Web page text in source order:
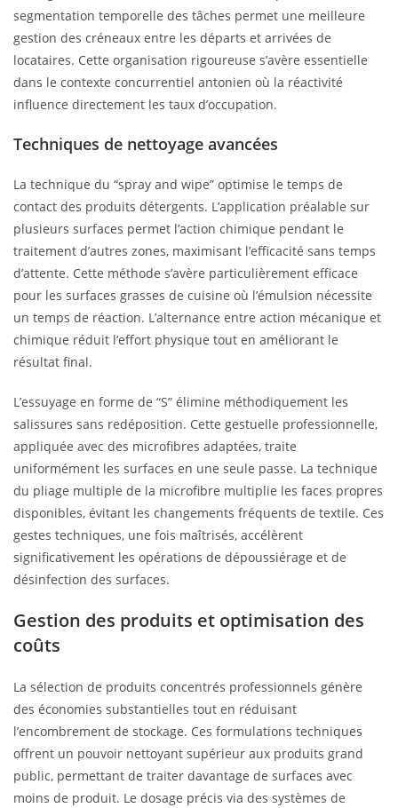
segmentation temporelle des tâches permet une meilleure
gestion des créneaux entre les départs et arrivées de
locataires. Cette organisation rigoureuse s’avère essentielle
dans le contexte concurrentiel antonien où la réactivité
influence directement les taux d’occupation.
Techniques de nettoyage avancées
La technique du “spray and wipe” optimise le temps de
contact des produits détergents. L’application préalable sur
plusieurs surfaces permet l’action chimique pendant le
traitement d’autres zones, maximisant l’efficacité sans temps
d’attente. Cette méthode s’avère particulièrement efficace
pour les surfaces grasses de cuisine où l’émulsion nécessite
un temps de réaction. L’alternance entre action mécanique et
chimique réduit l’effort physique tout en améliorant le
résultat final.
L’essuyage en forme de “S” élimine méthodiquement les
salissures sans redéposition. Cette gestuelle professionnelle,
appliquée avec des microfibres adaptées, traite
uniformément les surfaces en une seule passe. La technique
du pliage multiple de la microfibre multiplie les faces propres
disponibles, évitant les changements fréquents de textile. Ces
gestes techniques, une fois maîtrisés, accélèrent
significativement les opérations de dépoussiérage et de
désinfection des surfaces.
Gestion des produits et optimisation des
coûts
La sélection de produits concentrés professionnels génère
des économies substantielles tout en réduisant
l’encombrement de stockage. Ces formulations techniques
offrent un pouvoir nettoyant supérieur aux produits grand
public, permettant de traiter davantage de surfaces avec
moins de produit. Le dosage précis via des systèmes de